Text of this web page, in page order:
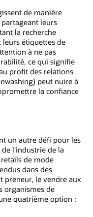
de manière
leurs
la recherche
étiquettes de
à ne pas
ce qui signifie
profit des relations
peut nuire à
la confiance
un autre défi pour les
l'industrie de la
de mode
dans des
preneur, le vendre aux
organismes de
quatrième option :